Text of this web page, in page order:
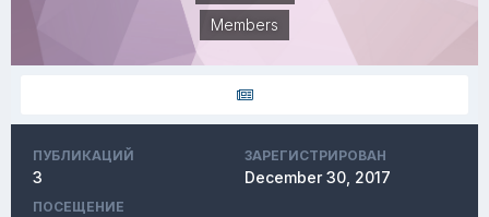
Members
ПУБЛИКАЦИЙ
3
ЗАРЕГИСТРИРОВАН
December 30, 2017
ПОСЕЩЕНИЕ